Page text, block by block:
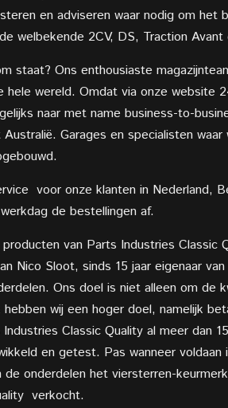
en adviseren waar nodig om het
welbekende 2CV, DS, Traction Avant
staat? Ons enthousiaste
hele wereld. Omdat via onze website
naar met name business-to-
Garages en specialisten waar
voor onze klanten in Nederland,
de bestellingen af.
van Parts Industries Classic
Nico Sloot, sinds 15 jaar eigenaar
Ons doel is niet alleen om de
wij een hoger doel, namelijk
Classic Quality al meer dan
en getest. Pas wanneer
onderdelen het viersterren-
verkocht.